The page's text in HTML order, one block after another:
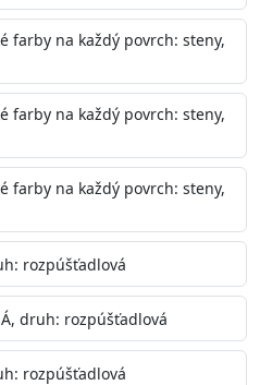
čistotu ako sú
detské izby, školy,
je
Je plne umývateľná
pár z natretých
schopnosť,
rozliv. Je možné ju tónovať v
podľa RAL, NCS,
farby na každý povrch: steny,
farby na každý povrch: steny,
farby na každý povrch: steny,
rozpúšťadlová
druh: rozpúšťadlová
rozpúšťadlová